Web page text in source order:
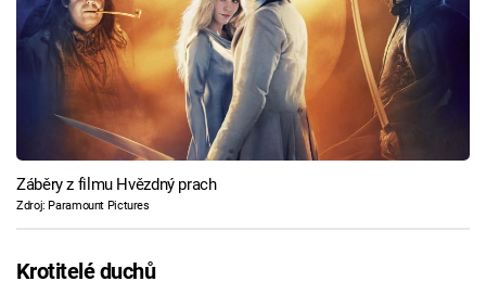
Záběry z filmu Hvězdný prach
Zdroj: Paramount Pictures
Krotitelé duchů